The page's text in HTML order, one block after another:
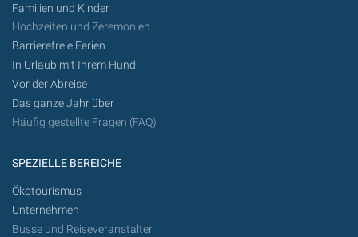
Familien und Kinder
Hochzeiten und Zeremonien
Barrierefreie Ferien
In Urlaub mit Ihrem Hund
Vor der Abreise
Das ganze Jahr über
Häufig gestellte Fragen (FAQ)
SPEZIELLE BEREICHE
Ökotourismus
Unternehmen
Busse und Reiseveranstalter